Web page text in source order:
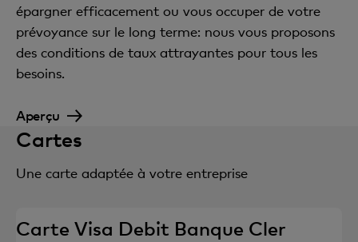
épargner efficacement ou vous occuper de votre
prévoyance sur le long terme: nous vous proposons
des conditions de taux attrayantes pour tous les
besoins.
Aperçu
Cartes
Une carte adaptée à votre entreprise
Carte Visa Debit Banque Cler